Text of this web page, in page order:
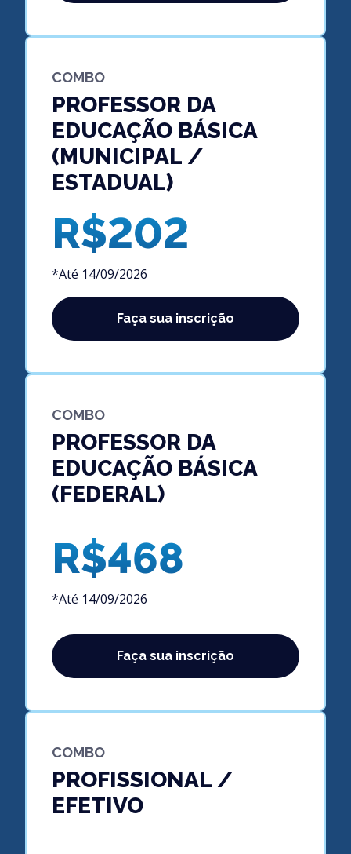
COMBO
PROFESSOR DA
EDUCAÇÃO BÁSICA
(MUNICIPAL /
ESTADUAL)
R$202
*Até 14/09/2026
Faça sua inscrição
COMBO
PROFESSOR DA
EDUCAÇÃO BÁSICA
(FEDERAL)
R$468
*Até 14/09/2026
Faça sua inscrição
COMBO
PROFISSIONAL /
EFETIVO